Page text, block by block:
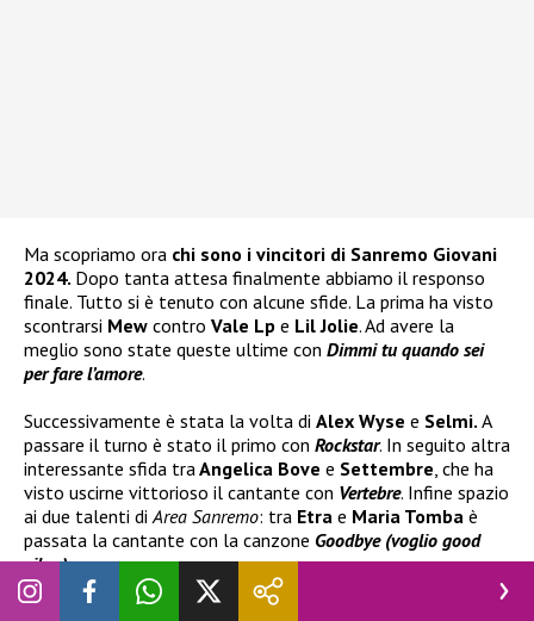
Ma scopriamo ora chi sono i vincitori di Sanremo Giovani
2024. Dopo tanta attesa finalmente abbiamo il responso
finale. Tutto si è tenuto con alcune sfide. La prima ha visto
scontrarsi Mew contro Vale Lp e Lil Jolie. Ad avere la
meglio sono state queste ultime con Dimmi tu quando sei
per fare l’amore.
Successivamente è stata la volta di Alex Wyse e Selmi. A
passare il turno è stato il primo con Rockstar. In seguito altra
interessante sfida traAngelica Bove e Settembre, che ha
visto uscirne vittorioso il cantante con Vertebre. Infine spazio
ai due talenti diArea Sanremo: tra Etra e Maria Tomba è
passata la cantante con la canzone Goodbye (voglio good
vibes).
Nuove Proposte troveremo quindi nell’ordine: